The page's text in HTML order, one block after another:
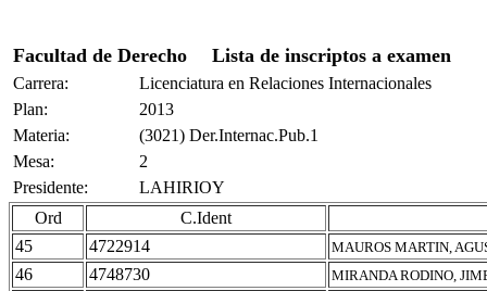
Facultad de Derecho Lista de inscriptos a examen
Carrera:
Licenciatura en Relaciones Internacionales
Plan:
2013
Materia:
(3021) Der.Internac.Pub.1
Mesa:
2
Presidente:
LAHIRIOY
Ord
C.Ident
45
4722914 MAUROS MARTIN,
46 4748730 MIRANDA RODINO,